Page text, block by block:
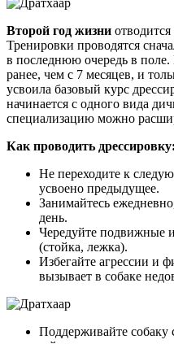
Второй год жизни
Тренировки проводятся
в последнюю очередь в
ранее, чем с 7 месяцев, и
усвоила базовый курс
начинается с одного вида
специализацию можно
Как проводить дрессировку:
Не переходите к
усвоено предыдущее.
Занимайтесь
день.
Чередуйте подвижные
(стойка, лежка).
Избегайте агрессии и
вызывает в собаке
Поддерживайте